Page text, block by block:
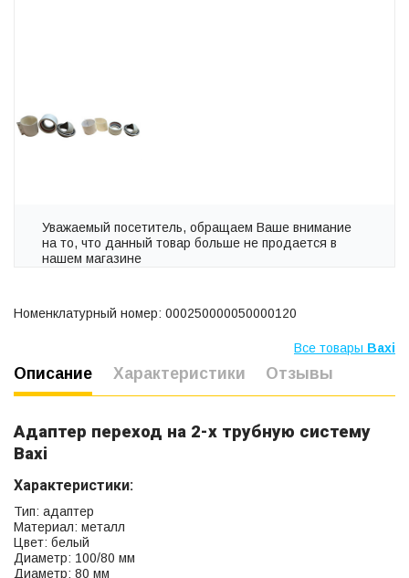
Уважаемый посетитель, обращаем Ваше внимание
на то, что данный товар больше не продается в
нашем магазине
Номенклатурный номер: 000250000050000120
Все товары Baxi
Описание Характеристики Отзывы
Адаптер переход на 2-х трубную систему
Baxi
Характеристики:
Тип: адаптер
Материал: металл
Цвет: белый
Диаметр: 100/80 мм
Диаметр: 80 мм